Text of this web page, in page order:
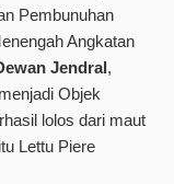
Pembunuhan
Angkatan
Jendral,
Objek
lolos dari maut
Lettu Piere